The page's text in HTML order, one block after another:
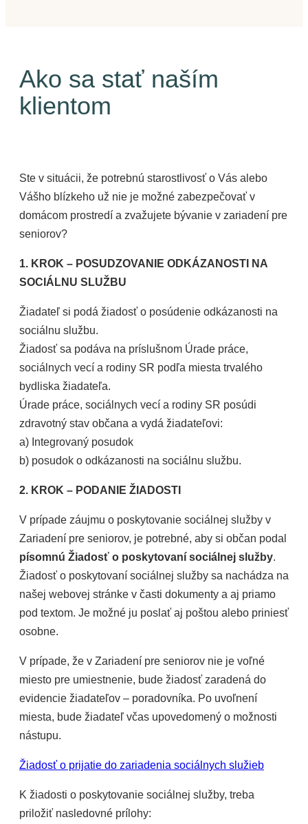
Ako sa stať naším
klientom
Ste v situácii, že potrebnú starostlivosť o Vás alebo
Vášho blízkeho už nie je možné zabezpečovať v
domácom prostredí a zvažujete bývanie v zariadení pre
seniorov?
1. KROK – POSUDZOVANIE ODKÁZANOSTI NA
SOCIÁLNU SLUŽBU
Žiadateľ si podá žiadosť o posúdenie odkázanosti na
sociálnu službu.
Žiadosť sa podáva na príslušnom Úrade práce,
sociálnych vecí a rodiny SR podľa miesta trvalého
bydliska žiadateľa.
Úrade práce, sociálnych vecí a rodiny SR posúdi
zdravotný stav občana a vydá žiadateľovi:
a) Integrovaný posudok
b) posudok o odkázanosti na sociálnu službu.
2. KROK – PODANIE ŽIADOSTI
V prípade záujmu o poskytovanie sociálnej služby v
Zariadení pre seniorov, je potrebné, aby si občan podal
písomnú Žiadosť o poskytovaní sociálnej služby.
Žiadosť o poskytovaní sociálnej služby sa nachádza na
našej webovej stránke v časti dokumenty a aj priamo
pod textom. Je možné ju poslať aj poštou alebo priniesť
osobne.
V prípade, že v Zariadení pre seniorov nie je voľné
miesto pre umiestnenie, bude žiadosť zaradená do
evidencie žiadateľov – poradovníka. Po uvoľnení
miesta, bude žiadateľ včas upovedomený o možnosti
nástupu.
Žiadosť o prijatie do zariadenia sociálnych služieb
K žiadosti o poskytovanie sociálnej služby, treba
priložiť nasledovné prílohy: